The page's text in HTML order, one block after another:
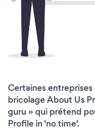
Certaines
bricolage About Us
guru » qui prétend
Profile in 'no time'.